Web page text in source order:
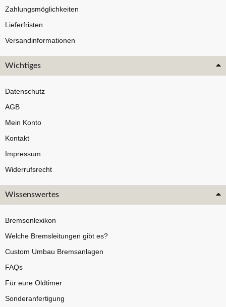
Zahlungsmöglichkeiten
Lieferfristen
Versandinformationen
Wichtiges
Datenschutz
AGB
Mein Konto
Kontakt
Impressum
Widerrufsrecht
Wissenswertes
Bremsenlexikon
Welche Bremsleitungen gibt es?
Custom Umbau Bremsanlagen
FAQs
Für eure Oldtimer
Sonderanfertigung